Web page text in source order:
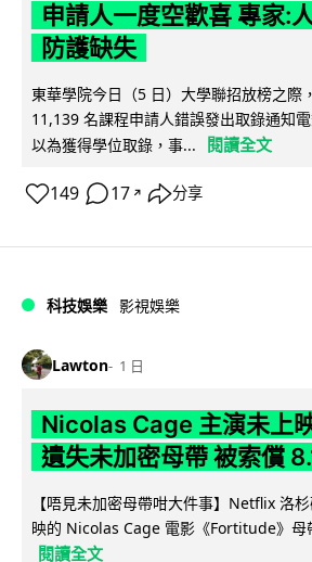
申請人一度空歡喜 專家:
防護缺失
東華學院今日（5 日）大學聯招放榜之際
11,139 名課程申請人錯誤發出取錄通知
以為獲得學位取錄，事...
閱讀全文
149 17 ↗ 分享
科技娛樂 影視娛樂
Lawton 1 日
Nicolas Cage 主演未上
遺失未加密母帶 被索償
【唔見未加密母帶咁大件事】Netflix 洛
映的 Nicolas Cage 電影《Fortitude》母
閱讀全文